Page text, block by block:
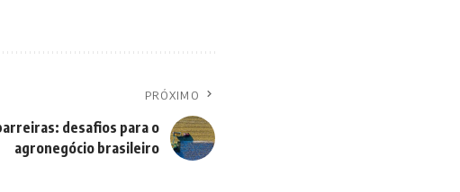
PRÓXIMO
desafios para o
agronegócio brasileiro